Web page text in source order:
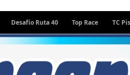
Ruta 40 Top Race TC Pista